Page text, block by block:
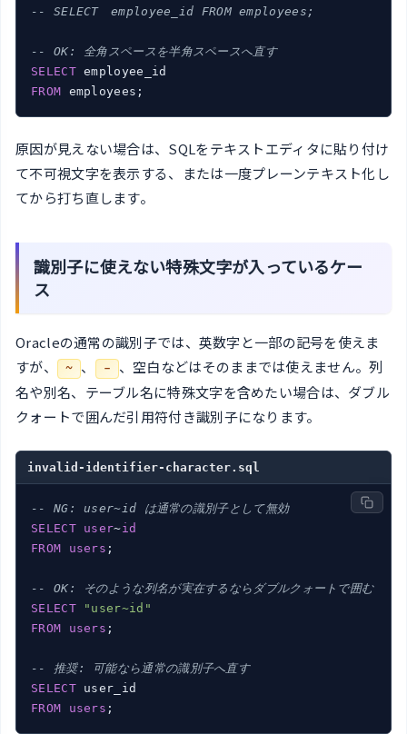
-- SELECT　employee_id FROM employees;
-- OK: 全角スペースを半角スペースへ直す
SELECT
FROM employees;
原因が見えない場合は、SQLをテキストエディタに貼り付け
て不可視文字を表示する、または一度プレーンテキスト化し
てから打ち直します。
識別子に使えない特殊文字が入っているケー
ス
Oracleの通常の識別子では、英数字と一部の記号を使えま
すが、
~ 、 -
、空白などはそのままでは使えません。列
名や別名、テーブル名に特殊文字を含めたい場合は、ダブル
クォートで囲んだ引用符付き識別子になります。
invalid-identifier-character.sql
-- NG: user~id は通常の識別子として無効
SELECT
user~id
FROM
users ;
-- OK: そのような列名が実在するならダブルクォートで囲む
SELECT
"user~id"
FROM
users ;
-- 推奨: 可能なら通常の識別子へ直す
SELECT
FROM
users ;